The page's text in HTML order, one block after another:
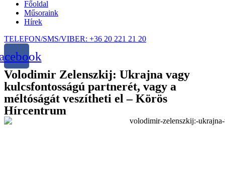
Főoldal
Műsoraink
Hírek
TELEFON/SMS/VIBER: +36 20 221 21 20
Volodimir Zelenszkij: Ukrajna vagy
kulcsfontosságú partnerét, vagy a
méltóságát veszítheti el – Körös
Hírcentrum